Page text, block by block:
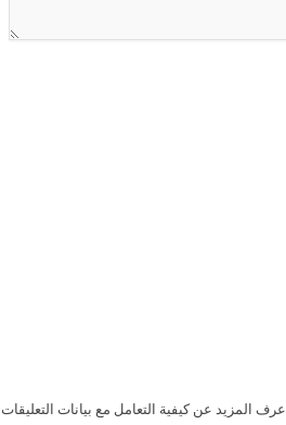
اعرف المزيد عن كيفية التعامل مع بيانات التعليقات